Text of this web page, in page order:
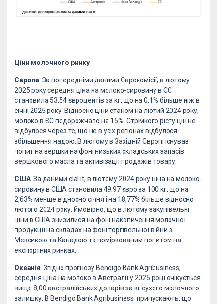
Ціни молочного ринку
Європа . За попередніми даними Єврокомісії, в лютому
2025 року середня ціна на молоко-сировину в ЄС
становила 53,54 євроцентів за кг, що на 0,1% більше ніж в
січні 2025 року. Відносно ціни станом на лютий 2024 року,
молоко в ЄС подорожчало на 15%. Стрімкого рісту цін не
відбулося через те, що не в усіх регіонах відбулося
збільшення надою. В лютому в Західній Європі існував
попит на вершки на фоні низьких складських запасів
вершкового масла та активізації продажів товару.
США . За даними clal.it, в лютому 2024 року ціна на молоко-
сировину в США становила 49,97 євро за 100 кг, що на
2,63% менше відносно січня і на 18,77% більше відносно
лютого 2024 року. Ймовірно, що в лютому закупівельні
ціни в США знизилися на фоні накопичення молочної
продукції на складах на фоні торгівельної війни з
Мексикою та Канадою та поміркованим попитом на
експортних ринках.
Океанія . Згідно прогнозу Bendigo Bank Agribusiness,
середня ціна на молоко в Австралії у 2025 році очікується
вище 8,00 австралійських доларів за кг сухого молочного
залишку. В Bendigo Bank Agribusiness припускають, що